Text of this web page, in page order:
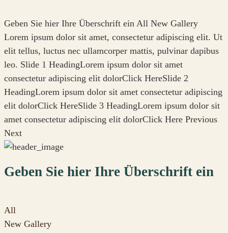
Geben Sie hier Ihre Überschrift ein All New Gallery
Lorem ipsum dolor sit amet, consectetur adipiscing elit. Ut
elit tellus, luctus nec ullamcorper mattis, pulvinar dapibus
leo. Slide 1 HeadingLorem ipsum dolor sit amet
consectetur adipiscing elit dolorClick HereSlide 2
HeadingLorem ipsum dolor sit amet consectetur adipiscing
elit dolorClick HereSlide 3 HeadingLorem ipsum dolor sit
amet consectetur adipiscing elit dolorClick Here Previous
Next
Geben Sie hier Ihre Überschrift ein
All
New Gallery